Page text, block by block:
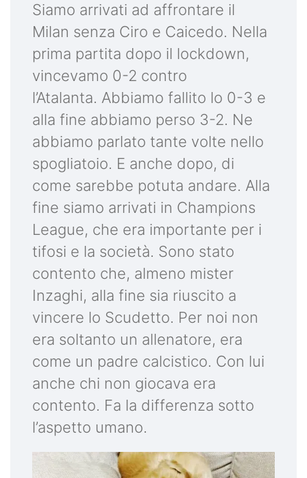
Siamo arrivati ad affrontare il
Milan senza Ciro e Caicedo. Nella
prima partita dopo il lockdown,
vincevamo 0-2 contro
l’Atalanta. Abbiamo fallito lo 0-3 e
alla fine abbiamo perso 3-2. Ne
abbiamo parlato tante volte nello
spogliatoio. E anche dopo, di
come sarebbe potuta andare. Alla
fine siamo arrivati in Champions
League, che era importante per i
tifosi e la società. Sono stato
contento che, almeno mister
Inzaghi, alla fine sia riuscito a
vincere lo Scudetto. Per noi non
era soltanto un allenatore, era
come un padre calcistico. Con lui
anche chi non giocava era
contento. Fa la differenza sotto
l’aspetto umano.